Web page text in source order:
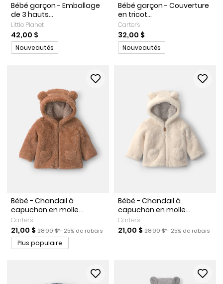
Bébé garçon - Emballage
de 3 hauts...
Little Planet
42,00 $
Promotions
Nouveautés
Bébé garçon - Couverture
en tricot...
Carter's
32,00 $
Promotions
Nouveautés
Bébé - Chandail à
capuchon en molle...
Carter's
Prix de solde
21,00 $ Prix ​​de détail suggéré par le fabricant
28,00 $* Pourcentage de rabais
25% de rabais
Plus populaire
Bébé - Chandail à
capuchon en molle...
Carter's
Prix de solde
21,00 $ Prix ​​de détail suggéré par
28,00 $* Pourcentage de
25% de rabais